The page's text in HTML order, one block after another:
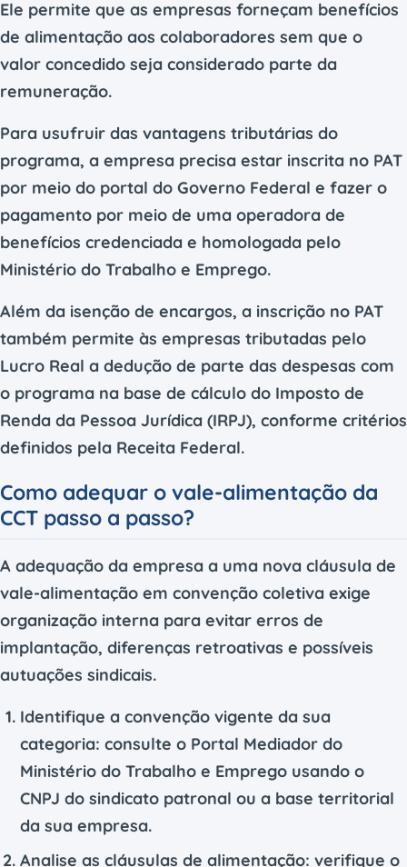
Ele permite que as empresas forneçam benefícios
de alimentação aos colaboradores sem que o
valor concedido seja considerado parte da
remuneração.
Para usufruir das vantagens tributárias do
programa, a empresa precisa estar inscrita no PAT
por meio do portal do Governo Federal e fazer o
pagamento por meio de uma operadora de
benefícios credenciada e homologada pelo
Ministério do Trabalho e Emprego.
Além da isenção de encargos, a inscrição no PAT
também permite às empresas tributadas pelo
Lucro Real a dedução de parte das despesas com
o programa na base de cálculo do Imposto de
Renda da Pessoa Jurídica (IRPJ), conforme critérios
definidos pela Receita Federal.
Como adequar o vale-alimentação da
CCT passo a passo?
A adequação da empresa a uma nova cláusula de
vale-alimentação em convenção coletiva exige
organização interna para evitar erros de
implantação, diferenças retroativas e possíveis
autuações sindicais.
Identifique a convenção vigente da sua
categoria: consulte o Portal Mediador do
Ministério do Trabalho e Emprego usando o
CNPJ do sindicato patronal ou a base territorial
da sua empresa.
Analise as cláusulas de alimentação: verifique o